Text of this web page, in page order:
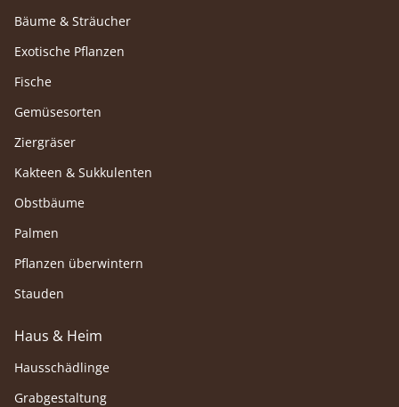
Bäume & Sträucher
Exotische Pflanzen
Fische
Gemüsesorten
Ziergräser
Kakteen & Sukkulenten
Obstbäume
Palmen
Pflanzen überwintern
Stauden
Haus & Heim
Hausschädlinge
Grabgestaltung